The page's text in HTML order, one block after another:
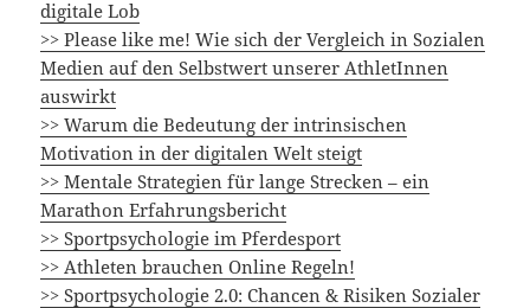
digitale Lob
>> Please like me! Wie sich der Vergleich in Sozialen
Medien auf den Selbstwert unserer AthletInnen
auswirkt
>> Warum die Bedeutung der intrinsischen
Motivation in der digitalen Welt steigt
>> Mentale Strategien für lange Strecken – ein
Marathon Erfahrungsbericht
>>Sportpsychologie im Pferdesport
>> Athleten brauchen Online Regeln!
>> Sportpsychologie 2.0: Chancen & Risiken Sozialer